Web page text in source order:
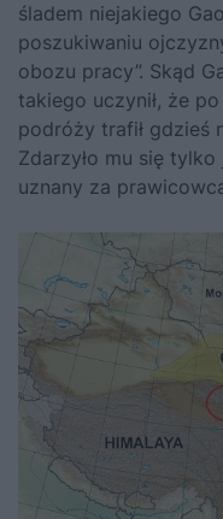
śladem niejakiego
poszukiwaniu
obozu pracy”. Skąd
takiego uczynił, że
podróży trafił gdzieś
Zdarzyło mu się
uznany za